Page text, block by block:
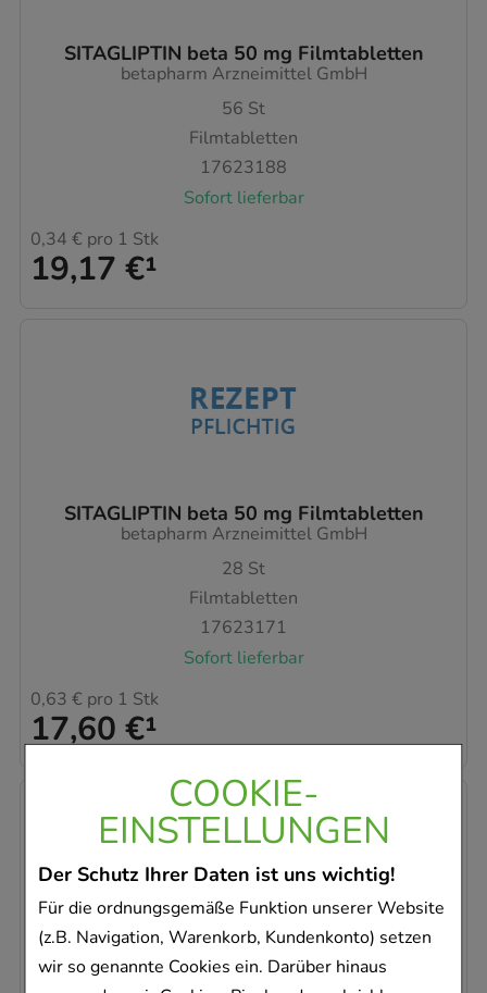
COOKIE-
EINSTELLUNGEN
Der Schutz Ihrer Daten ist uns wichtig!
Für die ordnungsgemäße Funktion unserer Website
(z.B. Navigation, Warenkorb, Kundenkonto) setzen
wir so genannte Cookies ein. Darüber hinaus
SITAGLIPTIN beta 50 mg Filmtabletten
betapharm Arzneimittel GmbH
56 St
Filmtabletten
17623188
Sofort lieferbar
19,17 €¹
0,34 € pro 1 Stk
SITAGLIPTIN beta 50 mg Filmtabletten
betapharm Arzneimittel GmbH
28 St
Filmtabletten
17623171
Sofort lieferbar
17,60 €¹
0,63 € pro 1 Stk
SITAGLIPTIN beta 25 mg Filmtabletten